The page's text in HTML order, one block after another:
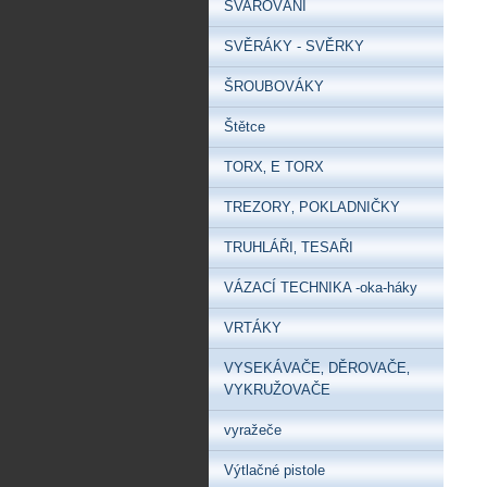
SVAŘOVÁNÍ
SVĚRÁKY - SVĚRKY
ŠROUBOVÁKY
Štětce
TORX‚ E TORX
TREZORY‚ POKLADNIČKY
TRUHLÁŘI‚ TESAŘI
VÁZACÍ TECHNIKA -oka-háky
VRTÁKY
VYSEKÁVAČE‚ DĚROVAČE‚
VYKRUŽOVAČE
vyražeče
Výtlačné pistole